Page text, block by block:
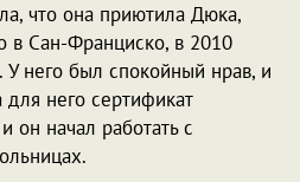
что она приютила Дюка,
в Сан-Франциско, в 2010
У него был спокойный нрав, и
для него сертификат
он начал работать с